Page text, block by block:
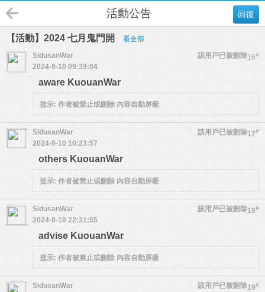
回復
活動公告
【活動】2024 七月鬼門開 看全部
16#
SidusanWar
該用戶已被刪除
2024-9-10 09:39:04
aware KuouanWar
提示: 作者被禁止或刪除 內容自動屏蔽
17#
SidusanWar
該用戶已被刪除
2024-9-10 10:23:57
others KuouanWar
提示: 作者被禁止或刪除 內容自動屏蔽
18#
SidusanWar
該用戶已被刪除
2024-9-10 22:31:55
advise KuouanWar
提示: 作者被禁止或刪除 內容自動屏蔽
19#
SidusanWar
該用戶已被刪除